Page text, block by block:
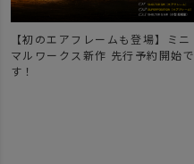
【初のエアフレームも登場】ミニ
マルワークス新作 先行予約開始で
す！